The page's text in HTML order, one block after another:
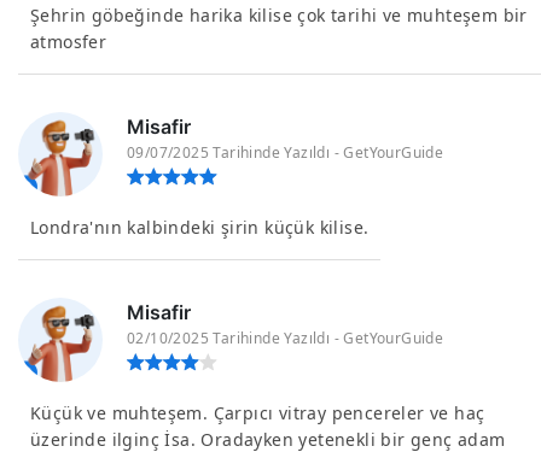
Şehrin göbeğinde harika kilise çok tarihi ve muhteşem bir
atmosfer
Misafir
09/07/2025 Tarihinde Yazıldı - GetYourGuide
Londra'nın kalbindeki şirin küçük kilise.
Misafir
02/10/2025 Tarihinde Yazıldı - GetYourGuide
Küçük ve muhteşem. Çarpıcı vitray pencereler ve haç
üzerinde ilginç İsa. Oradayken yetenekli bir genç adam